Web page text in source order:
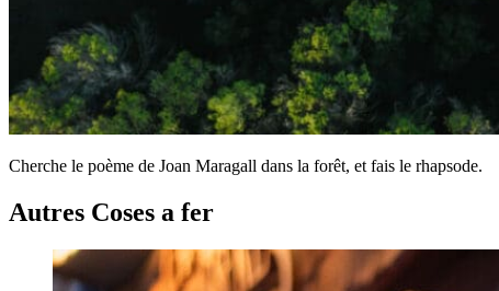
Cherche le poème de Joan Maragall dans la forêt, et fais le rhapsode.
Autres Coses a fer